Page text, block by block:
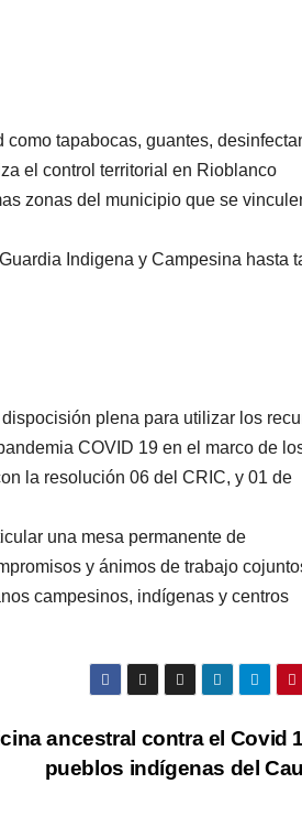
tapabocas, guantes,
el control territorial en Rioblanco
zonas del municipio que se
Indigena y Campesina hasta
plena para utilizar los
COVID 19 en el marco de
la resolución 06 del CRIC, y 01 de
una mesa permanente de
y ánimos de trabajo
campesinos, indígenas y centros
ancestral contra el Covid
pueblos indígenas del